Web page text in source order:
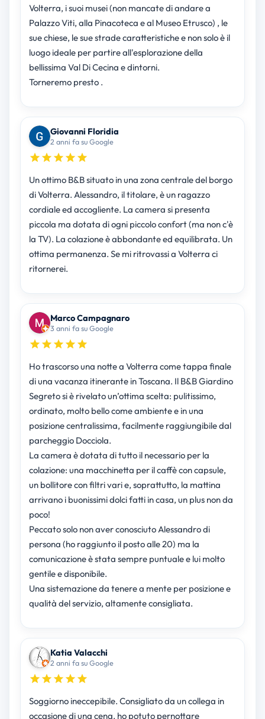
Volterra, i suoi musei (non mancate di andare a
Palazzo Viti, alla Pinacoteca e al Museo Etrusco) , le
sue chiese, le sue strade caratteristiche e non solo è il
luogo ideale per partire all'esplorazione della
bellissima Val Di Cecina e dintorni.
Torneremo presto .
Giovanni Floridia
2 anni fa su Google
Un ottimo B&B situato in una zona centrale del borgo
di Volterra. Alessandro, il titolare, è un ragazzo
cordiale ed accogliente. La camera si presenta
piccola ma dotata di ogni piccolo confort (ma non c'è
la TV). La colazione è abbondante ed equilibrata. Un
ottima permanenza. Se mi ritrovassi a Volterra ci
ritornerei.
Marco Campagnaro
3 anni fa su Google
Ho trascorso una notte a Volterra come tappa finale
di una vacanza itinerante in Toscana. Il B&B Giardino
Segreto si è rivelato un’ottima scelta: pulitissimo,
ordinato, molto bello come ambiente e in una
posizione centralissima, facilmente raggiungibile dal
parcheggio Docciola.
La camera è dotata di tutto il necessario per la
colazione: una macchinetta per il caffè con capsule,
un bollitore con filtri vari e, soprattutto, la mattina
arrivano i buonissimi dolci fatti in casa, un plus non da
poco!
Peccato solo non aver conosciuto Alessandro di
persona (ho raggiunto il posto alle 20) ma la
comunicazione è stata sempre puntuale e lui molto
gentile e disponibile.
Una sistemazione da tenere a mente per posizione e
qualità del servizio, altamente consigliata.
Katia Valacchi
2 anni fa su Google
Soggiorno ineccepibile. Consigliato da un collega in
occasione di una cena, ho potuto pernottare